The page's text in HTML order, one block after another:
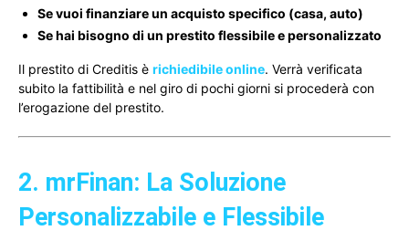
Se vuoi finanziare un acquisto specifico (casa, auto)
Se hai bisogno di un prestito flessibile e personalizzato
Il prestito di Creditis è richiedibile online. Verrà verificata
subito la fattibilità e nel giro di pochi giorni si procederà con
l’erogazione del prestito.
2. mrFinan: La Soluzione
Personalizzabile e Flessibile